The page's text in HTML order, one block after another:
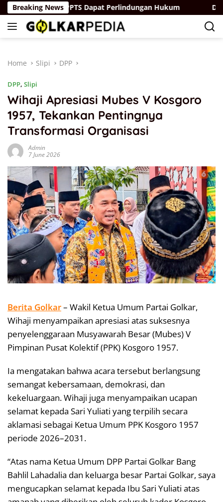
Skip
to
content
Breaking News
PUD dan PPTS Dapat Perlindungan Hukum Dimaz
Home Slipi DPP
DPP, Slipi
Wihaji Apresiasi Mubes V Kosgoro
1957, Tekankan Pentingnya
Transformasi Organisasi
Admin
7 June 2026
Berita Golkar– Wakil Ketua Umum Partai Golkar,
Wihaji menyampaikan apresiasi atas suksesnya
penyelenggaraan Musyawarah Besar (Mubes) V
Pimpinan Pusat Kolektif (PPK) Kosgoro 1957.
Ia mengatakan bahwa acara tersebut berlangsung
semangat kebersamaan, demokrasi, dan
kekeluargaan. Wihaji juga menyampaikan ucapan
selamat kepada Sari Yuliati yang terpilih secara
aklamasi sebagai Ketua Umum PPK Kosgoro 1957
periode 2026–2031.
“Atas nama Ketua Umum DPP Partai Golkar Bang
Bahlil Lahadalia dan keluarga besar Partai Golkar, saya
mengucapkan selamat kepada Ibu Sari Yuliati atas